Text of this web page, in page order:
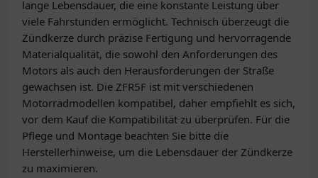
lange Lebensdauer, die eine konstante Leistung über
viele Fahrstunden ermöglicht. Technisch überzeugt die
Zündkerze durch präzise Fertigung und hervorragende
Materialqualität, die sowohl den Anforderungen des
Motors als auch den Herausforderungen der Straße
gewachsen ist. Die ZFR5F ist mit verschiedenen
Motorradmodellen kompatibel, daher empfiehlt es sich,
vor dem Kauf die Kompatibilität zu überprüfen. Für die
Pflege und Montage beachten Sie bitte die
Herstellerhinweise, um die Lebensdauer der Zündkerze
zu maximieren.